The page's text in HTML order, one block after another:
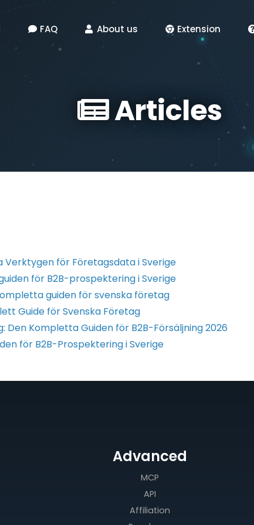
FAQ About us Extension
Articles
Verktygen för Företagsdata i Sverige
för B2B-prospektering i Sverige
guiden för svenska företag
Guide för Svenska Företag
Den Kompletta Guiden för B2B-Försäljning 2026
för B2B-Prospektering i Sverige
Advanced
MCP
API
Affiliation